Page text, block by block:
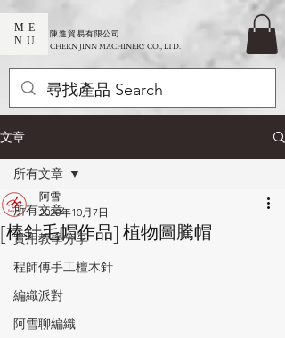
ME
NU
​陳進貿易有限公司
CHERN JINN MACHINERY CO., LTD.
文章
所有文章
實用教學分享
程師傅手工檀木針
編織派對
阿雪聊編織
所有文章
[棒針毛帽作品] 植物圖騰帽
阿雪
2020年10月7日